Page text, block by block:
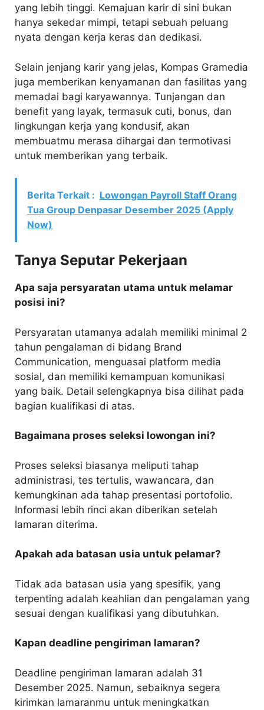
yang lebih tinggi. Kemajuan karir di sini bukan
hanya sekedar mimpi, tetapi sebuah peluang
nyata dengan kerja keras dan dedikasi.
Selain jenjang karir yang jelas, Kompas Gramedia
juga memberikan kenyamanan dan fasilitas yang
memadai bagi karyawannya. Tunjangan dan
benefit yang layak, termasuk cuti, bonus, dan
lingkungan kerja yang kondusif, akan
membuatmu merasa dihargai dan termotivasi
untuk memberikan yang terbaik.
Berita Terkait : Lowongan Payroll Staff Orang
Tua Group Denpasar Desember 2025 (Apply
Now)
Tanya Seputar Pekerjaan
Apa saja persyaratan utama untuk melamar
posisi ini?
Persyaratan utamanya adalah memiliki minimal 2
tahun pengalaman di bidang Brand
Communication, menguasai platform media
sosial, dan memiliki kemampuan komunikasi
yang baik. Detail selengkapnya bisa dilihat pada
bagian kualifikasi di atas.
Bagaimana proses seleksi lowongan ini?
Proses seleksi biasanya meliputi tahap
administrasi, tes tertulis, wawancara, dan
kemungkinan ada tahap presentasi portofolio.
Informasi lebih rinci akan diberikan setelah
lamaran diterima.
Apakah ada batasan usia untuk pelamar?
Tidak ada batasan usia yang spesifik, yang
terpenting adalah keahlian dan pengalaman yang
sesuai dengan kualifikasi yang dibutuhkan.
Kapan deadline pengiriman lamaran?
Deadline pengiriman lamaran adalah 31
Desember 2025. Namun, sebaiknya segera
kirimkan lamaranmu untuk meningkatkan